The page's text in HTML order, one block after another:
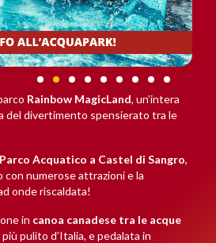
Rainbow MagicLand, un’intera
del divertimento spensierato tra le
Parco Acquatico a Castel di Sangro,
con numerose attrazioni e la
onde riscaldata!
in canoa canadese tra le acque
più pulito d’Italia, e pedalata in